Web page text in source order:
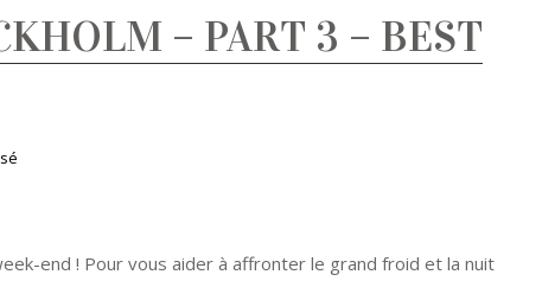
– PART 3 – BEST
end ! Pour vous aider à affronter le grand froid et la nuit